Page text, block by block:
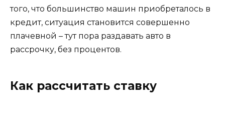
того, что большинство машин приобреталось в
кредит, ситуация становится совершенно
плачевной – тут пора раздавать авто в
рассрочку, без процентов.
Как рассчитать ставку